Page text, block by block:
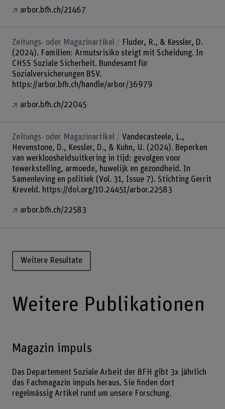
arbor.bfh.ch/21467
Zeitungs- oder Magazinartikel
Fluder, R., & Kessler, D.
(2024). Familien: Armutsrisiko steigt mit Scheidung. In
CHSS Soziale Sicherheit. Bundesamt für
Sozialversicherungen BSV.
https://arbor.bfh.ch/handle/arbor/36979
arbor.bfh.ch/22045
Zeitungs- oder Magazinartikel
Vandecasteele, L.,
Hevenstone, D., Kessler, D., & Kuhn, U. (2024). Beperken
van werkloosheidsuitkering in tijd: gevolgen voor
tewerkstelling, armoede, huwelijk en gezondheid. In
Samenleving en politiek (Vol. 31, Issue 7). Stichting Gerrit
Kreveld. https://doi.org/10.24451/arbor.22583
arbor.bfh.ch/22583
Weitere Resultate
Weitere Publikationen
Magazin impuls
Das Departement Soziale Arbeit der BFH gibt 3x jährlich
das Fachmagazin impuls heraus. Sie finden dort
regelmässig Artikel rund um unsere Forschung.